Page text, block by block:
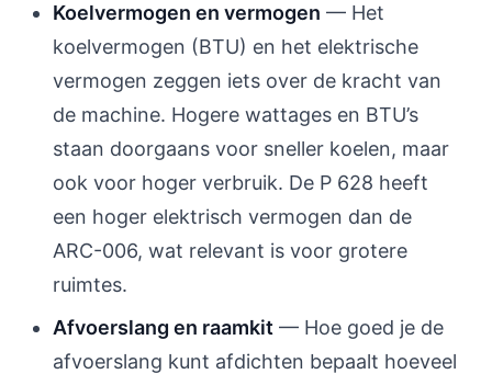
Koelvermogen en vermogen — Het
koelvermogen (BTU) en het elektrische
vermogen zeggen iets over de kracht van
de machine. Hogere wattages en BTU’s
staan doorgaans voor sneller koelen, maar
ook voor hoger verbruik. De P 628 heeft
een hoger elektrisch vermogen dan de
ARC-006, wat relevant is voor grotere
ruimtes.
Afvoerslang en raamkit — Hoe goed je de
afvoerslang kunt afdichten bepaalt hoeveel